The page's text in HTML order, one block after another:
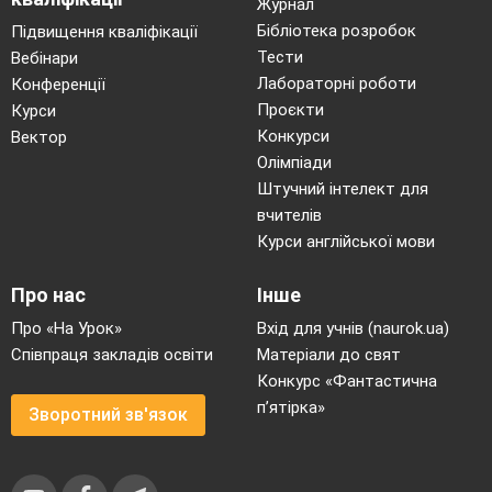
№4: результат роботи груп - кола
Зважаючи на тему сьогоднішнього уроку
я б ще доповнила ваші дослідження: з
протягом твору відбуваються метаморфози.
Але чи вдалося йому все ж перебороти страх,
завоювати таке чуже йому місто, поки що для
нас залишається питанням.
питання в кінці уроку.
Підвищення кваліфікації
Вебінари
Конференції
Курси
Вектор
Журнал
Бібліотека розробок
Тести
Лабораторні роботи
Проєкти
Конкурси
Олімпіади
Штучний інтелект для
вчителів
Курси англійської мови
Про нас
Про «На Урок»
Співпраця закладів освіти
Зворотний зв'язок
Інше
Вхід для учнів (naurok.ua)
Матеріали до свят
Конкурс «Фантастична
п’ятірка»